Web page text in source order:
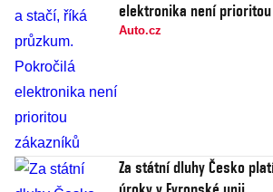
elektronika není prioritou
Auto.cz
Za státní dluhy Česko